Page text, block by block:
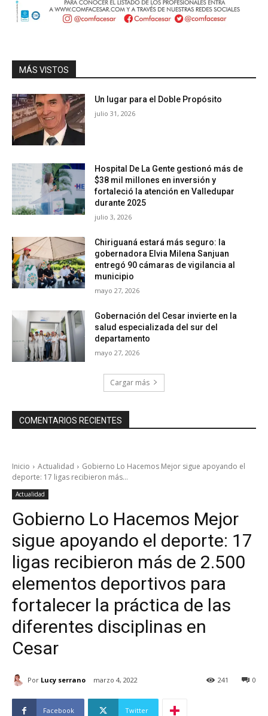
MÁS VISTOS
Un lugar para el Doble Propósito
julio 31, 2026
Hospital De La Gente gestionó más de
$38 mil millones en inversión y
fortaleció la atención en Valledupar
durante 2025
julio 3, 2026
Chiriguaná estará más seguro: la
gobernadora Elvia Milena Sanjuan
entregó 90 cámaras de vigilancia al
municipio
mayo 27, 2026
Gobernación del Cesar invierte en la
salud especializada del sur del
departamento
mayo 27, 2026
Cargar más
COMENTARIOS RECIENTES